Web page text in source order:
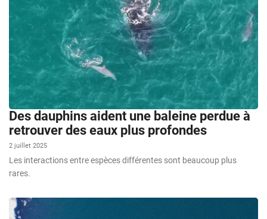
Des dauphins aident une baleine perdue à
retrouver des eaux plus profondes
2 juillet 2025
Les interactions entre espèces différentes sont beaucoup plus
rares.